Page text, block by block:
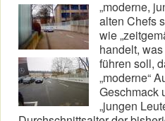
„moderne,
alten Chefs
wie
handelt,
führen soll,
„moderne“
Geschmack
„jungen